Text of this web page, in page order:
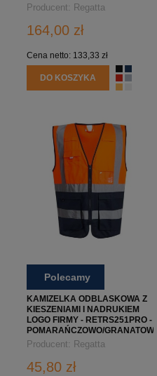
Producent: Regatta
164,00 zł
Cena netto: 133,33 zł
DO KOSZYKA
Polecamy
KAMIZELKA ODBLASKOWA Z
KIESZENIAMI I NADRUKIEM
LOGO FIRMY - RETRS251PRO -
POMARAŃCZOWO/GRANATOWA
Producent: Regatta
45,80 zł